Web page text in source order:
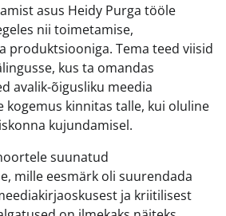
asus Heidy Purga tööle
nii toimetamise,
produktsiooniga. Tema teed viisid
kus ta omandas
avalik-õigusliku meedia
kogemus kinnitas talle, kui oluline
kujundamisel.
suunatud
mille eesmärk oli suurendada
ja kriitilisest